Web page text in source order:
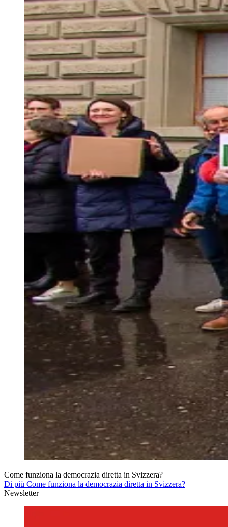
Come funziona la democrazia diretta in Svizzera?
Di più Come funziona la democrazia diretta in Svizzera?
Newsletter